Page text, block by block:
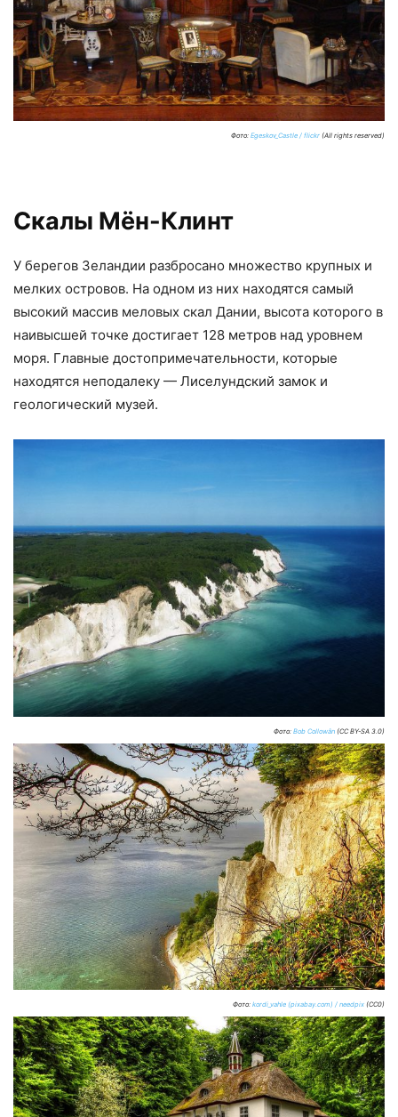
Фото: Egeskov_Castle / flickr (All rights reserved)
Скалы Мён-Клинт
У берегов Зеландии разбросано множество крупных и
мелких островов. На одном из них находятся самый
высокий массив меловых скал Дании, высота которого в
наивысшей точке достигает 128 метров над уровнем
моря. Главные достопримечательности, которые
находятся неподалеку — Лиселундский замок и
геологический музей.
Фото: Bob Collowân (CC BY-SA 3.0)
Фото: kordi_vahle (pixabay.com) / needpix (CC0)